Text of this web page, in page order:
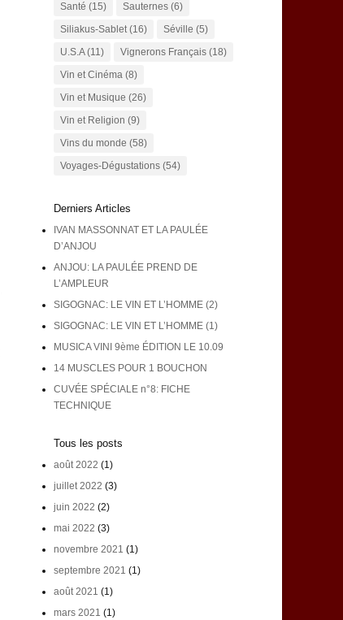
Santé (15) Sauternes(6)
Siliakus-Sablet(16) Séville (5)
U.S.A(11) Vignerons Français(18)
Vin et Cinéma(8)
Vin et Musique (26)
Vin et Religion (9)
Vins du monde (58)
Voyages-Dégustations(54)
Derniers Articles
IVAN MASSONNAT ET LA PAULÉE
D’ANJOU
ANJOU: LA PAULÉE PREND DE
L’AMPLEUR
SIGOGNAC: LE VIN ET L’HOMME (2)
SIGOGNAC: LE VIN ET L’HOMME (1)
MUSICA VINI 9ème ÉDITION LE 10.09
14 MUSCLES POUR 1 BOUCHON
CUVÉE SPÉCIALE n°8: FICHE
TECHNIQUE
Tous les posts
août 2022 (1)
juillet 2022 (3)
juin 2022 (2)
mai 2022 (3)
novembre 2021 (1)
septembre 2021 (1)
août 2021 (1)
mars 2021 (1)